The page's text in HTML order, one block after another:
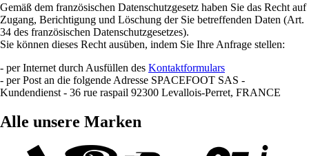
Gemäß dem französischen Datenschutzgesetz haben Sie das Recht auf
Zugang, Berichtigung und Löschung der Sie betreffenden Daten (Art.
34 des französischen Datenschutzgesetzes).
Sie können dieses Recht ausüben, indem Sie Ihre Anfrage stellen:
- per Internet durch Ausfüllen des Kontaktformulars
- per Post an die folgende Adresse SPACEFOOT SAS -
Kundendienst - 36 rue raspail 92300 Levallois-Perret, FRANCE
Alle unsere Marken